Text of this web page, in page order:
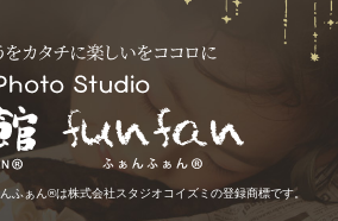
ふぁん®は株式会社スタジオコイズミの登録商標です。